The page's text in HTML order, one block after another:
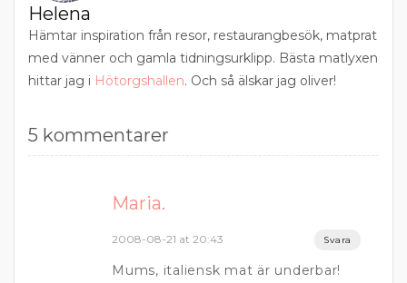
Helena
Hämtar inspiration från resor, restaurangbesök, matprat
med vänner och gamla tidningsurklipp. Bästa matlyxen
hittar jag i Hötorgshallen. Och så älskar jag oliver!
5 kommentarer
Maria.
2008-08-21 at 20:43 Svara
Mums, italiensk mat är underbar!